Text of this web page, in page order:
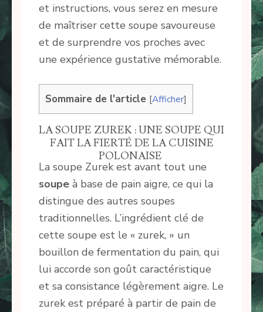
et instructions, vous serez en mesure
de maîtriser cette soupe savoureuse
et de surprendre vos proches avec
une expérience gustative mémorable.
Sommaire de l'article [Afficher]
LA SOUPE ZUREK : UNE SOUPE QUI
FAIT LA FIERTÉ DE LA CUISINE
POLONAISE
La soupe Zurek est avant tout une
soupe à base de pain aigre, ce qui la
distingue des autres soupes
traditionnelles. L’ingrédient clé de
cette soupe est le « zurek, » un
bouillon de fermentation du pain, qui
lui accorde son goût caractéristique
et sa consistance légèrement aigre. Le
zurek est préparé à partir de pain de